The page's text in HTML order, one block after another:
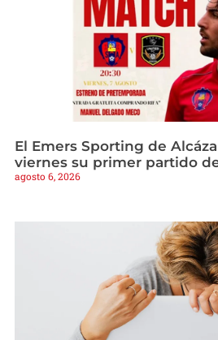
El Emers Sporting de
viernes su primer partido
agosto 6, 2026